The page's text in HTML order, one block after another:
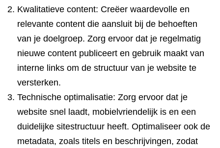
Kwalitatieve content: Creëer waardevolle en
relevante content die aansluit bij de behoeften
van je doelgroep. Zorg ervoor dat je regelmatig
nieuwe content publiceert en gebruik maakt van
interne links om de structuur van je website te
versterken.
Technische optimalisatie: Zorg ervoor dat je
website snel laadt, mobielvriendelijk is en een
duidelijke sitestructuur heeft. Optimaliseer ook de
metadata, zoals titels en beschrijvingen, zodat